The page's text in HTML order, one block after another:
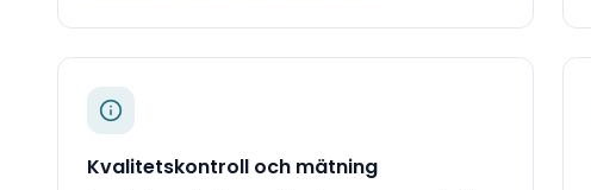
Kvalitetskontroll och mätning